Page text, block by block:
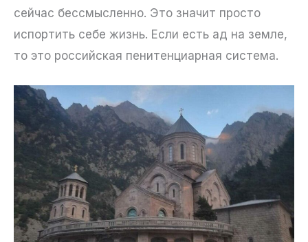
сейчас бессмысленно. Это значит просто
испортить себе жизнь. Если есть ад на земле,
то это российская пенитенциарная система.